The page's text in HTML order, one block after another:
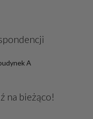
A
na bieżąco!